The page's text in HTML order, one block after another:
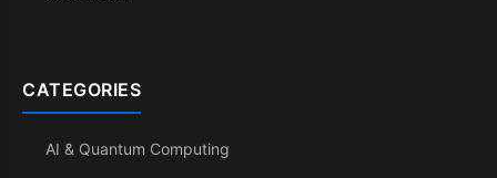
CATEGORIES
AI & Quantum Computing